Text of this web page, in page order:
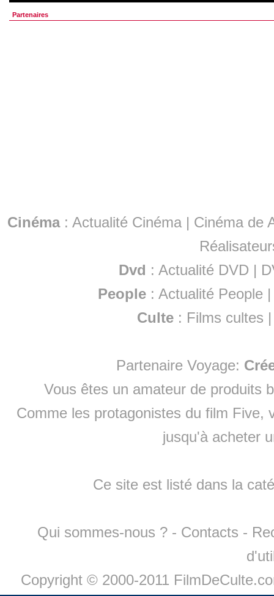
Partenaires
Cinéma: Actualité Cinéma | Cinéma de
Dvd : Actualité DVD |
People :Actualité People
Culte : Films cultes
Partenaire Voyage:
Vous êtes un amateur de produits
Comme les protagonistes du film Five,
jusqu'à acheter
Ce site est listé dans la
Qui sommes-nous ? - Contacts -
Copyright © 2000-2011